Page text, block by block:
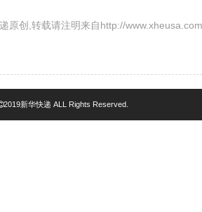
原创,转载请注明来自http://
2019新华快递 ALL Rights Reserved.